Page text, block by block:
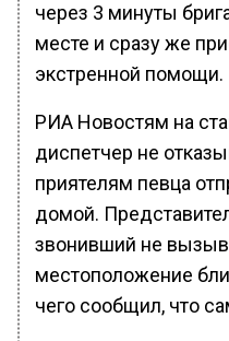
через 3 минуты
месте и сразу же
экстренной помощи.
РИА Новостям на
диспетчер не
приятелям певца
домой.
звонивший не
местоположение
чего сообщил, что